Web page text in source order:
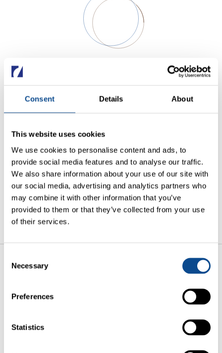
Consent Details About
This website uses cookies
We use cookies to personalise content and ads, to
provide social media features and to analyse our traffic.
We also share information about your use of our site with
our social media, advertising and analytics partners who
may combine it with other information that you’ve
provided to them or that they’ve collected from your use
of their services.
Selection
Necessary
Preferences
Statistics
PRIVACYVERKLARING – 02.05.2024
OPEN COOKIE INSTELLINGEN
The Art of Asset Management S.A.